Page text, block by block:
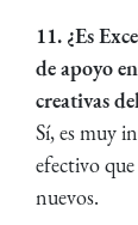
11. ¿Es
de apoyo
creativas
Sí, es muy
efectivo que
nuevos.